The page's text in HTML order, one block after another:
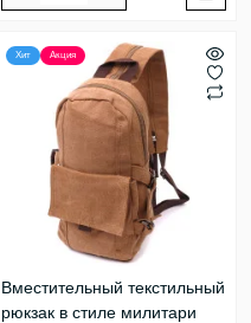
Хит Акция
Вместительный текстильный
рюкзак в стиле милитари